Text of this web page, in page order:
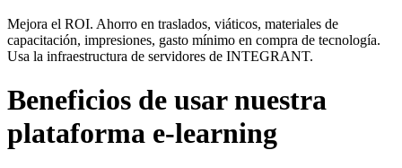
Mejora el ROI. Ahorro en traslados, viáticos, materiales de
capacitación, impresiones, gasto mínimo en compra de tecnología.
Usa la infraestructura de servidores de INTEGRANT.
Beneficios de usar nuestra
plataforma e-learning